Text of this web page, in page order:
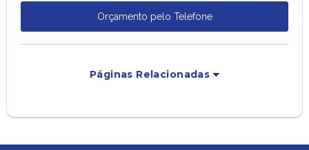
Orçamento pelo Telefone
Páginas Relacionadas